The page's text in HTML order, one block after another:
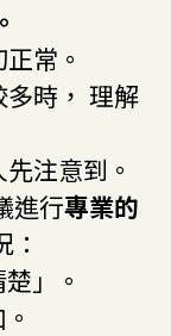
常。
時， 理解
注意到。
進行專業的
」。